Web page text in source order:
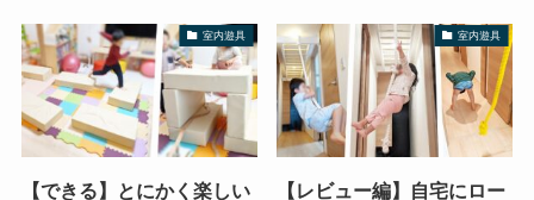
室内遊具
【できる】とにかく楽しい
室内遊具
【レビュー編】自宅にロー